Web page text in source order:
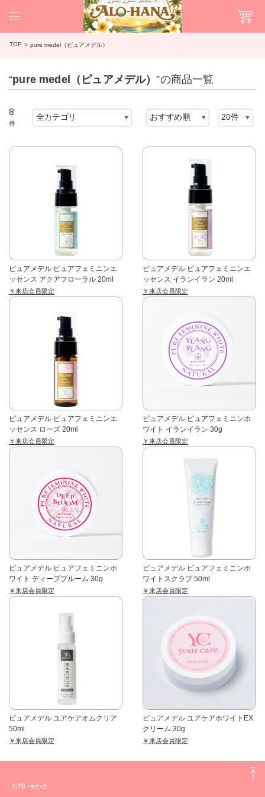
TOP pure medel（ピュアメデル）
“pure medel（ピュアメデル）”の商品一覧
8
件
ピュアメデル ピュアフェミニンエ
ッセンス アクアフローラル 20ml
￥来店会員限定
ピュアメデル ピュアフェミニンエ
ッセンス イランイラン 20ml
￥来店会員限定
ピュアメデル ピュアフェミニンエ
ッセンス ローズ 20ml
￥来店会員限定
ピュアメデル ピュアフェミニンホ
ワイト イランイラン 30g
￥来店会員限定
ピュアメデル ピュアフェミニンホ
ワイト ディープブルーム 30g
￥来店会員限定
ピュアメデル ピュアフェミニンホ
ワイトスクラブ 50ml
￥来店会員限定
ピュアメデル ユアケアオムクリア
50ml
￥来店会員限定
ピュアメデル ユアケアホワイトEX
クリーム 30g
￥来店会員限定
お問い合わせ